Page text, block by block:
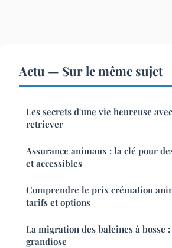
Actu — Sur le même sujet
Les secrets d'une vie heureuse
retriever
Assurance animaux : la clé pour
et accessibles
Comprendre le prix crémation
tarifs et options
La migration des baleines à bosse
grandiose